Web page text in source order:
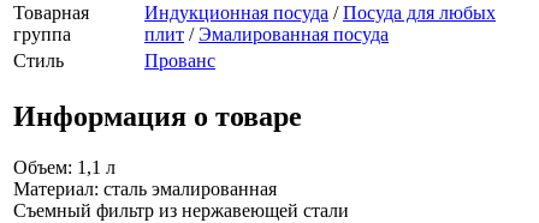
Товарная
группа
Индукционная посуда /Посуда для любых
плит /Эмалированная посуда
Стиль
Прованс
Информация о товаре
Объем: 1,1 л
Материал: сталь эмалированная
Съемный фильтр из нержавеющей стали